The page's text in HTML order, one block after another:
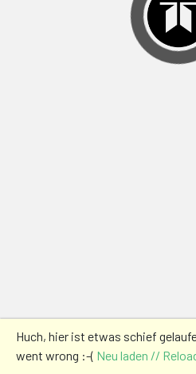
Huch, hier ist etwas schief
went wrong :-( Neu laden //